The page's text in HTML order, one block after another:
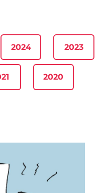
2024 2023
2020